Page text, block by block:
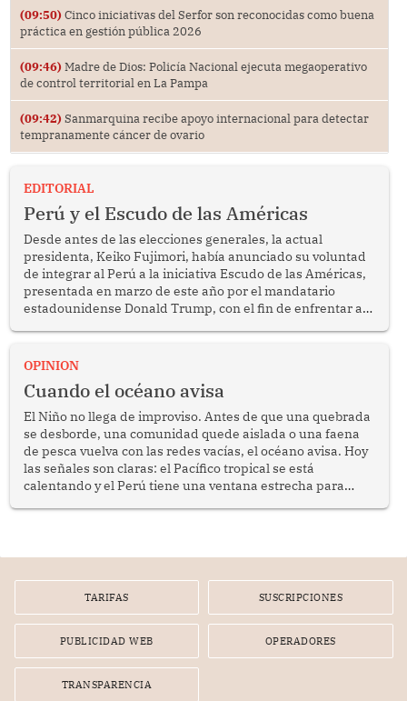
(09:50) Cinco iniciativas del Serfor son reconocidas como buena
práctica en gestión pública 2026
(09:46) Madre de Dios: Policía Nacional ejecuta megaoperativo
de control territorial en La Pampa
(09:42) Sanmarquina recibe apoyo internacional para detectar
tempranamente cáncer de ovario
EDITORIAL
Perú y el Escudo de las Américas
Desde antes de las elecciones generales, la actual
presidenta, Keiko Fujimori, había anunciado su voluntad
de integrar al Perú a la iniciativa Escudo de las Américas,
presentada en marzo de este año por el mandatario
estadounidense Donald Trump, con el fin de enfrentar al
OPINION
Cuando el océano avisa
El Niño no llega de improviso. Antes de que una quebrada
se desborde, una comunidad quede aislada o una faena
de pesca vuelva con las redes vacías, el océano avisa. Hoy
las señales son claras: el Pacífico tropical se está
calentando y el Perú tiene una ventana estrecha para
TARIFAS SUSCRIPCIONES
PUBLICIDAD WEB OPERADORES
TRANSPARENCIA